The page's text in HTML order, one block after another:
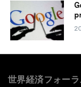
世界経済フォー